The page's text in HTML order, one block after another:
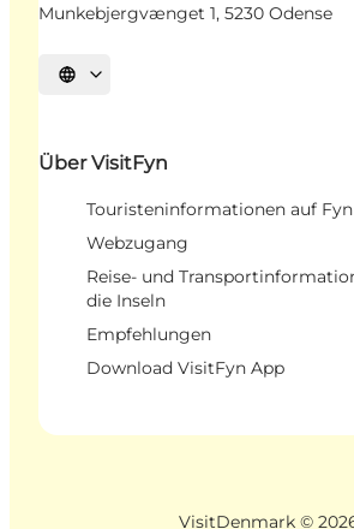
Munkebjergvænget 1, 5230 Odense
Sprache auswählen
Über VisitFyn
Touristeninformationen auf Fyn
Webzugang
Reise- und
die Inseln
Empfehlungen
Download VisitFyn App
VisitDenmark ©